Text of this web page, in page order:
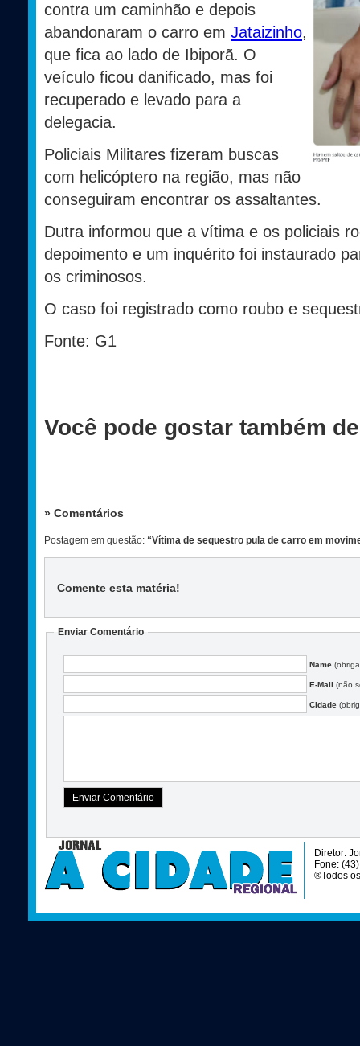
contra um caminhão e depois
abandonaram o carro em Jataizinho,
que fica ao lado de Ibiporã. O
veículo ficou danificado, mas foi
recuperado e levado para a
delegacia.
Policiais Militares fizeram buscas
com helicóptero na região, mas não
conseguiram encontrar os assaltantes.
Dutra informou que a vítima e os policiais
depoimento e um inquérito foi instaurado
os criminosos.
O caso foi registrado como roubo e
Fonte: G1
Você pode gostar também
» Comentários
Postagem em questão: “Vítima de sequestro pula de carro em
Comente esta matéria!
Enviar Comentário
Name
E-Mail (não
Cidade
Diretor:
Fone:
®Todos